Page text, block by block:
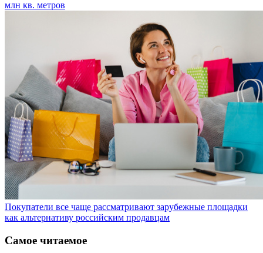
Покупатели все чаще рассматривают зарубежные площадки
как альтернативу российским продавцам
Самое читаемое